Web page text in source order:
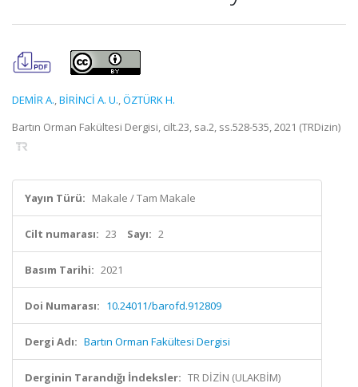
DEMİR A.,BİRİNCİ A. U.,ÖZTÜRK H.
Bartın Orman Fakültesi Dergisi, cilt.23, sa.2, ss.528-535, 2021 (TRDizin)
Yayın Türü: Makale / Tam Makale
Cilt numarası: 23 Sayı: 2
Basım Tarihi: 2021
Doi Numarası: 10.24011/barofd.912809
Dergi Adı: Bartın Orman Fakültesi Dergisi
Derginin Tarandığı İndeksler: TR DİZİN (ULAKBİM)